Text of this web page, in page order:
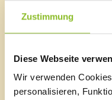
Zustimmung
Diese Webseite
Wir verwenden
personalisieren,
„Die Auszeichnung
Klimaschutz nicht
Marktgemeinde und
Klimabündnisses.
konsequent